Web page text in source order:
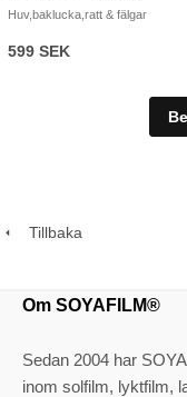
Huv,baklucka,ratt & fälgar
599 SEK
Tillbaka
Om SOYAFILM®
Sedan 2004 har
inom solfilm, lyktfilm,